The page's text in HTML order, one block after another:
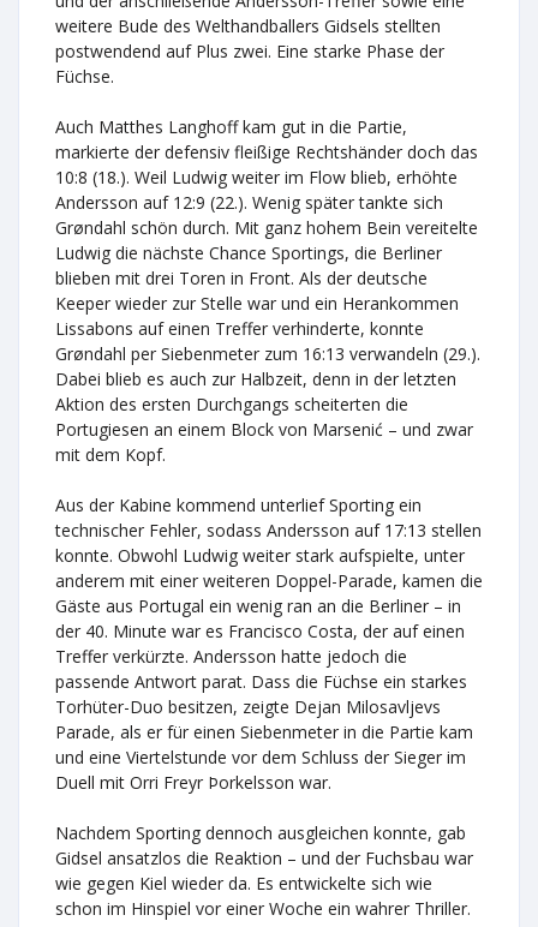
weitere Bude des Welthandballers Gidsels stellten
postwendend auf Plus zwei. Eine starke Phase der
Füchse.
Auch Matthes Langhoff kam gut in die Partie,
markierte der defensiv fleißige Rechtshänder doch das
10:8 (18.). Weil Ludwig weiter im Flow blieb, erhöhte
Andersson auf 12:9 (22.). Wenig später tankte sich
Grøndahl schön durch. Mit ganz hohem Bein vereitelte
Ludwig die nächste Chance Sportings, die Berliner
blieben mit drei Toren in Front. Als der deutsche
Keeper wieder zur Stelle war und ein Herankommen
Lissabons auf einen Treffer verhinderte, konnte
Grøndahl per Siebenmeter zum 16:13 verwandeln (29.).
Dabei blieb es auch zur Halbzeit, denn in der letzten
Aktion des ersten Durchgangs scheiterten die
Portugiesen an einem Block von Marsenić – und zwar
mit dem Kopf.
Aus der Kabine kommend unterlief Sporting ein
technischer Fehler, sodass Andersson auf 17:13 stellen
konnte. Obwohl Ludwig weiter stark aufspielte, unter
anderem mit einer weiteren Doppel-Parade, kamen die
Gäste aus Portugal ein wenig ran an die Berliner – in
der 40. Minute war es Francisco Costa, der auf einen
Treffer verkürzte. Andersson hatte jedoch die
passende Antwort parat. Dass die Füchse ein starkes
Torhüter-Duo besitzen, zeigte Dejan Milosavljevs
Parade, als er für einen Siebenmeter in die Partie kam
und eine Viertelstunde vor dem Schluss der Sieger im
Duell mit Orri Freyr Þorkelsson war.
Nachdem Sporting dennoch ausgleichen konnte, gab
Gidsel ansatzlos die Reaktion – und der Fuchsbau war
wie gegen Kiel wieder da. Es entwickelte sich wie
schon im Hinspiel vor einer Woche ein wahrer Thriller.